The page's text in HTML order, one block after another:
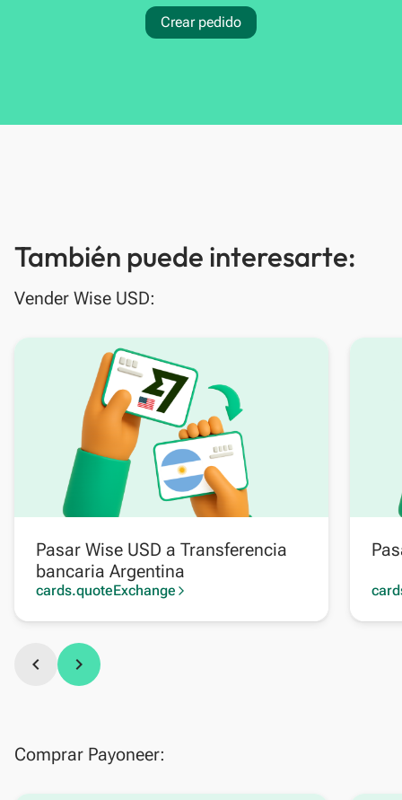
Crear pedido
También puede interesarte:
Vender Wise USD:
Pasar Wise USD a Transferencia
bancaria Argentina
cards.quoteExchange arrow_forward_ios
chevron_left chevron_right
Comprar Payoneer: